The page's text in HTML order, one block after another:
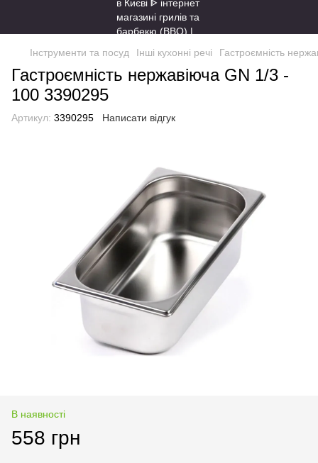
Інструменти та посуд Інші кухонні речі Гастроємність
Гастроємність нержавіюча GN 1/3 -
100 3390295
Артикул: 3390295 Написати відгук
В наявності
558 грн